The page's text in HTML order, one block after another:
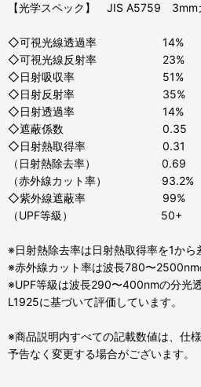
【光学スペック】 JIS A5759 3mm
◇可視光線透過率 14%
◇可視光線反射率 23%
◇日射吸収率 51%
◇日射反射率 35%
◇日射透過率 14%
◇遮蔽係数 0.35
◇日射熱取得率 0.31
（日射熱除去率） 0.69
（赤外線カット率） 93.2%
◇紫外線遮蔽率 99%
（UPF等級） 50+
※日射熱除去率は日射熱取得率を1から
※赤外線カット率は波長780〜2500nm
※UPF等級は波長290〜400nmの分光
L1925に基づいて評価しています。
※商品説明内すべての記載数値は、仕
予告なく変更する場合がございます。